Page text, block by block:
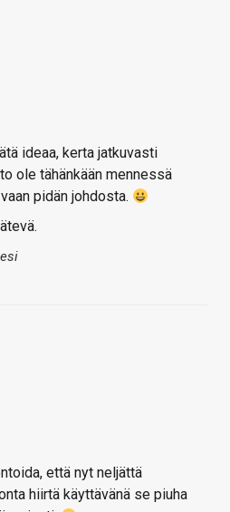
ideaa, kerta jatkuvasti
ole tähänkään mennessä
pidän johdosta.
että nyt neljättä
hiirtä käyttävänä se piuha